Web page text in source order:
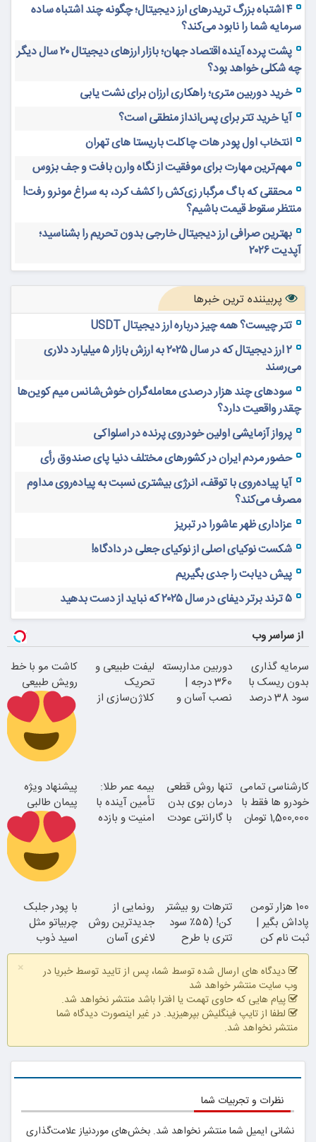
۴ اشتباه بزرگ تریدرهای ارز دیجیتال؛ چگونه چند اشتباه ساده
سرمایه شما را نابود می‌کند؟
پشت پرده آینده اقتصاد جهان؛ بازار ارزهای دیجیتال ۲۰ سال دیگر
چه شکلی خواهد بود؟
خرید دوربین متری؛ راهکاری ارزان برای نشت یابی
آیا خرید تتر برای پس‌انداز منطقی است؟
انتخاب اول پودر هات چاکلت باریستا های تهران
مهم‌ترین مهارت برای موفقیت از نگاه وارن بافت و جف بزوس
محققی که باگ مرگبار زی‌کش را کشف کرد، به سراغ مونرو رفت!
منتظر سقوط قیمت باشیم؟
بهترین صرافی ارز دیجیتال خارجی بدون تحریم را بشناسید؛
آپدیت ۲۰۲۶
پربیننده ترین خبرها
تتر چیست؟ همه چیز درباره ارز دیجیتال USDT
۲ ارز دیجیتال که در سال ۲۰۲۵ به ارزش بازار ۵ میلیارد دلاری
می‌رسند
سودهای چند هزار درصدی معامله‌گران خوش‌شانس میم کوین‌ها
چقدر واقعیت دارد؟
پرواز آزمایشی اولین خودروی پرنده در اسلواکی
حضور مردم ایران در کشورهای مختلف دنیا پای صندوق رأی
آیا پیاده‌روی با توقف، انرژی بیشتری نسبت به پیاده‌روی مداوم
مصرف می‌کند؟
عزاداری ظهر عاشورا در تبریز
شکست نوکیای اصلی از نوکیای جعلی در دادگاه!
پیش دیابت را جدی بگیریم
۵ ترند برتر دیفای در سال ۲۰۲۵ که نباید از دست بدهید
از سراسر وب
سرمایه گذاری
بدون ریسک با
سود 38 درصد
دوربین مداربسته
360 درجه |
نصب آسان و
لیفت طبیعی و
تحریک
کلاژن‌سازی از
جوان شو
کاشت مو با خط
رویش طبیعی
بهره
کارشناسی تمامی
خودرو ها فقط با
1,500,000 تومان
تنها روش قطعی
درمان بوی بدن
با گارانتی عودت
همین الان ببین
بیمه عمر طلا:
تأمین آینده با
امنیت و بازده
پیشنهاد ویژه
پیمان طالبی
با تخفیف ویژه
100 هزار تومن
پاداش بگیر |
ثبت نام کن
تترهات رو بیشتر
کن! (۵۵٪ سود
تتری با طرح
ویژه بیت‌پین)
رونمایی از
جدیدترین روش
لاغری آسان
(تخفیف تا
امشب)
با پودر جلبک
چربیاتو مثل
اسید ذوب
کن(تخفیف تا
امشب)
×
دیدگاه های ارسال شده توسط شما، پس از تایید توسط خبریا در
وب سایت منتشر خواهد شد
پیام هایی که حاوی تهمت یا افترا باشد منتشر نخواهد شد.
لطفا از تایپ فینگلیش بپرهیزید. در غیر اینصورت دیدگاه شما
منتشر نخواهد شد.
نظرات و تجربیات شما
نشانی ایمیل شما منتشر نخواهد شد. بخش‌های موردنیاز علامت‌گذاری